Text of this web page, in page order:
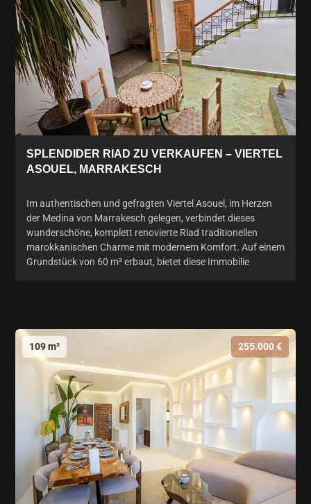
SPLENDIDER RIAD ZU VERKAUFEN – VIERTEL
ASOUEL, MARRAKESCH
Im authentischen und gefragten Viertel Asouel, im Herzen
der Medina von Marrakesch gelegen, verbindet dieses
wunderschöne, komplett renovierte Riad traditionellen
marokkanischen Charme mit modernem Komfort. Auf einem
Grundstück von 60 m² erbaut, bietet diese Immobilie
109 m² 255.000 €